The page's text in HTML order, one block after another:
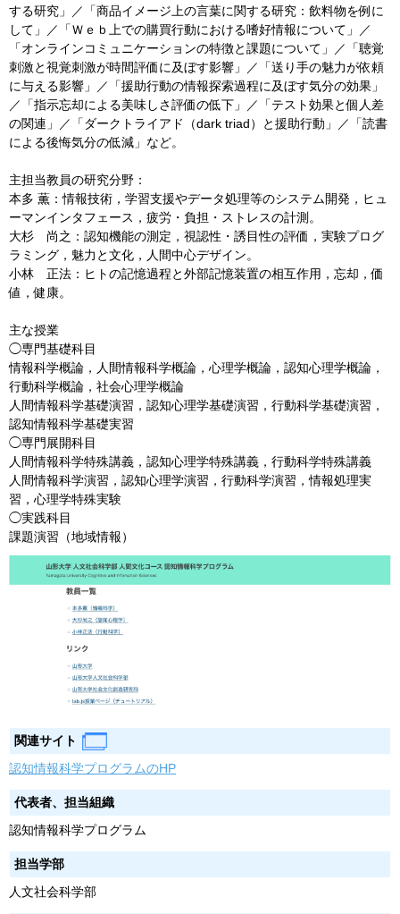
する研究」／「商品イメージ上の言葉に関する研究：飲料物を例に
して」／「Ｗｅｂ上での購買行動における嗜好情報について」／
「オンラインコミュニケーションの特徴と課題について」／「聴覚
刺激と視覚刺激が時間評価に及ぼす影響」／「送り手の魅力が依頼
に与える影響」／「援助行動の情報探索過程に及ぼす気分の効果」
／「指示忘却による美味しさ評価の低下」／「テスト効果と個人差
の関連」／「ダークトライアド（dark triad）と援助行動」／「読書
による後悔気分の低減」など。
主担当教員の研究分野：
本多 薫：情報技術，学習支援やデータ処理等のシステム開発，ヒュ
ーマンインタフェース，疲労・負担・ストレスの計測。
大杉 尚之：認知機能の測定，視認性・誘目性の評価，実験プログ
ラミング，魅力と文化，人間中心デザイン。
小林 正法：ヒトの記憶過程と外部記憶装置の相互作用，忘却，価
値，健康。
主な授業
◯専門基礎科目
情報科学概論，人間情報科学概論，心理学概論，認知心理学概論，
行動科学概論，社会心理学概論
人間情報科学基礎演習，認知心理学基礎演習，行動科学基礎演習，
認知情報科学基礎実習
◯専門展開科目
人間情報科学特殊講義，認知心理学特殊講義，行動科学特殊講義
人間情報科学演習，認知心理学演習，行動科学演習，情報処理実
習，心理学特殊実験
◯実践科目
課題演習（地域情報）
関連サイト
認知情報科学プログラムのHP
代表者、担当組織
認知情報科学プログラム
担当学部
人文社会科学部